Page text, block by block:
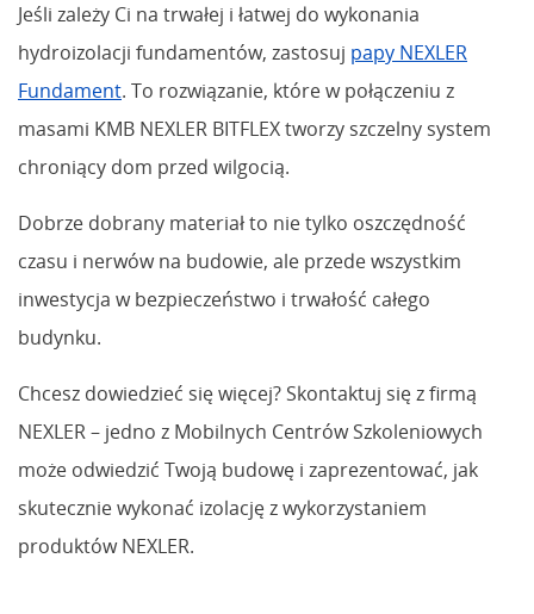
Jeśli zależy Ci na trwałej i łatwej do wykonania
hydroizolacji fundamentów, zastosuj papy NEXLER
Fundament. To rozwiązanie, które w połączeniu z
masami KMB NEXLER BITFLEX tworzy szczelny system
chroniący dom przed wilgocią.
Dobrze dobrany materiał to nie tylko oszczędność
czasu i nerwów na budowie, ale przede wszystkim
inwestycja w bezpieczeństwo i trwałość całego
budynku.
Chcesz dowiedzieć się więcej? Skontaktuj się z firmą
NEXLER – jedno z Mobilnych Centrów Szkoleniowych
może odwiedzić Twoją budowę i zaprezentować, jak
skutecznie wykonać izolację z wykorzystaniem
produktów NEXLER.